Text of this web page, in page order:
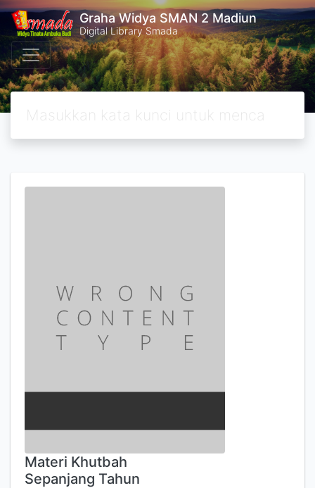
Graha Widya SMAN 2 Madiun
Digital Library Smada
Materi Khutbah
Sepanjang Tahun